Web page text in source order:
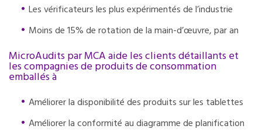
Les vérificateurs les plus expérimentés de l’industrie
Moins de 15% de rotation de la main-d’œuvre, par an
MicroAudits par MCA aide les clients détaillants et
les compagnies de produits de consommation
emballés à
Améliorer la disponibilité des produits sur les tablettes
Améliorer la conformité au diagramme de planification